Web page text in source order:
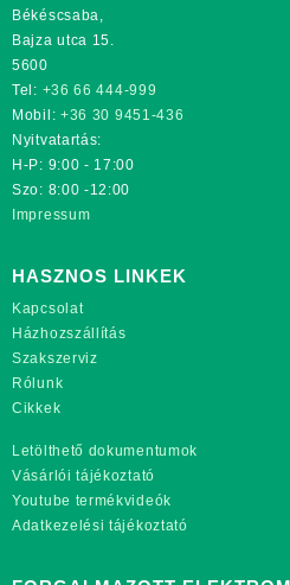
Békéscsaba,
Bajza utca 15.
5600
Tel: +36 66 444-999
Mobil: +36 30 9451-436
Nyitvatartás:
H-P: 9:00 - 17:00
Szo: 8:00 -12:00
Impressum
HASZNOS LINKEK
Kapcsolat
Házhozszállítás
Szakszerviz
Rólunk
Cikkek
Letölthető dokumentumok
Vásárlói tájékoztató
Youtube termékvideók
Adatkezelési tájékoztató